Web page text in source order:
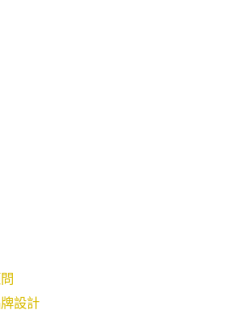
設計